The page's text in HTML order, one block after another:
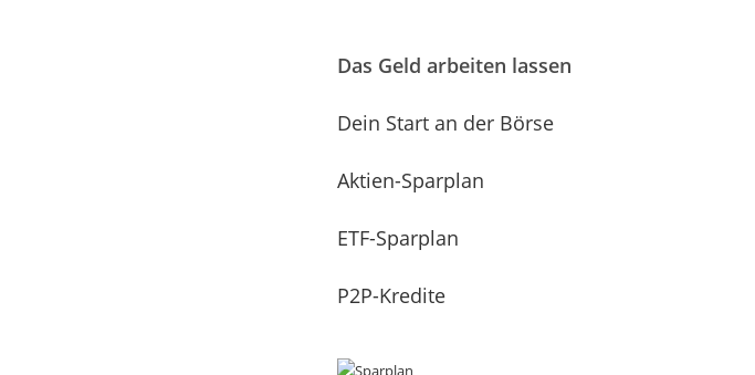
Das Geld arbeiten lassen
Dein Start an der Börse
Aktien-Sparplan
ETF-Sparplan
P2P-Kredite